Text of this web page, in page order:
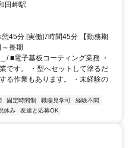
田岬駅
45分 [実働]7時間45分 【勤務期
長期
/ ■電子基板コーティング業務 ・
です。 ・型へセットして塗るだ
る作業もあります。 ・未経験の
固定時間制 職場見学可
経験不問
休み 友達と応募OK